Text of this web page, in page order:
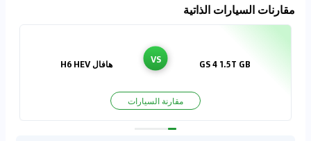
مقارنات السيارات الذاتية
GS 4 1.5T GB
VS هافال H6 HEV
مقارنة السيارات